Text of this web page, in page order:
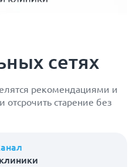
сетях
рекомендациями и
отсрочить старение без